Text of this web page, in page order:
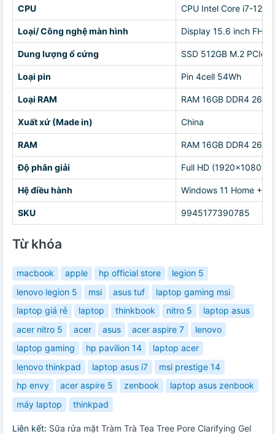
CPU CPU Intel Core i7-
Loại/ Công nghệ màn hình Display 15.6 inch
Dung lượng ổ cứng SSD 512GB M.2 PCIe
Loại pin Pin 4cell 54Wh
Loại RAM RAM 16GB DDR4
Xuất xứ (Made in) China
RAM RAM 16GB DDR4
Độ phân giải Full HD (1920x1080)
Hệ điều hành Windows 11 Home +
SKU 9945177390785
Từ khóa
macbook apple hp official store
legion 5
lenovo legion 5
msi asus tuf
laptop gaming msi
laptop giá rẻ
laptop thinkbook nitro 5
laptop asus
acer nitro 5
acer asus acer aspire 7
lenovo
laptop gaming
hp pavilion 14
laptop acer
lenovo thinkpad
laptop asus i7
msi prestige 14
hp envy
acer aspire 5 zenbook
laptop asus zenbook
máy laptop
thinkpad
Liên kết: Sữa rửa mặt Tràm Trà Tea Tree Pore Clarifying Gel